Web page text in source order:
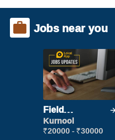
Jobs near you
Field
Marketing
Executive
Kurnool
₹20000 - ₹30000